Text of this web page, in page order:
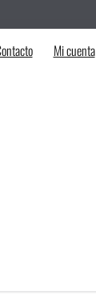
Mi cuenta